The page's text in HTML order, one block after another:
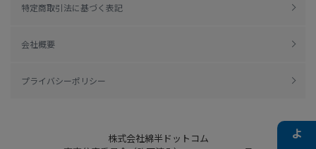
特定商取引法に基づく表記
会社概要
プライバシーポリシー
株式会社綿半ドットコム